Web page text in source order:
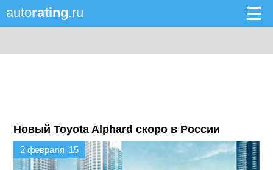
autorating.ru
Новый Toyota Alphard скоро в России
2 февраля '15